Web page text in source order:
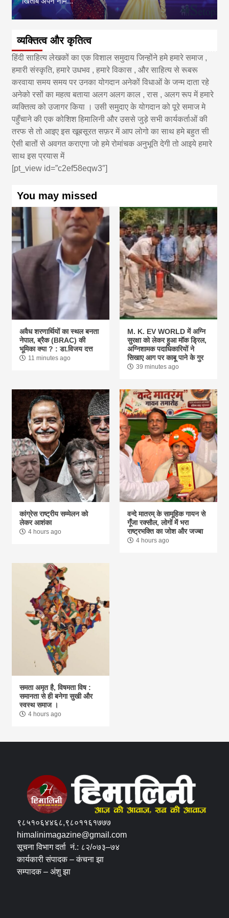
व्यक्तित्व और कृतित्व
हिंदी साहित्य लेखकों का एक विशाल समुदाय जिन्होंने हमे हमारे समाज ,
हमारी संस्कृति, हमारे उधभव , हमारे विकास , और साहित्य से रूबरू
करवाया समय समय पर उनका योगदान अनेकों विधाओं के जन्म दाता रहे
अनेको रसों का महत्व बताया अलग अलग काल , रास , अलग रूप में हमारे
व्यक्तित्व को उजागर किया । उसी समुदाए के योगदान को पूरे समाज मे
पहुँचाने की एक कोशिश हिमालिनी और उससे जुड़े सभी कार्यकर्ताओं की
तरफ से तो आइए इस खूबसूरत सफ़र में आप लोगो का साथ हमे बहुत सी
ऐसी बातों से अवगत कराएगा जो हमे रोमांचक अनुभूति देगी तो आइये हमारे
साथ इस प्रयास में
[pt_view id=”c2ef58eqw3″]
You may missed
अवैध शरणार्थियों का स्थल बनता
नेपाल, ब्रैक (BRAC) की
भूमिका क्या ? : डा.विजय दत्त
11 minutes ago
M. K. EV WORLD में अग्नि
सुरक्षा को लेकर हुआ मॉक ड्रिल,
अग्निशामक पदाधिकारियों ने
सिखाए आग पर काबू पाने के गुर
39 minutes ago
कांग्रेस राष्ट्रीय सम्मेलन को
लेकर आशंका
4 hours ago
वन्दे मातरम् के सामूहिक गायन से
गूंँजा रक्सौल, लोगों में भरा
राष्ट्रभक्ति का जोश और जज्बा
4 hours ago
समता अमृत है, विषमता विष :
समानता से ही बनेगा सुखी और
स्वस्थ समाज ।
4 hours ago
९८५१०६४४६८,९८०११६१७७७
himalinimagazine@gmail.com
सूचना विभाग दर्ता नं.: ८२/०७३–७४
कार्यकारी संपादक – कंचना झा
सम्पादक – अंशु झा